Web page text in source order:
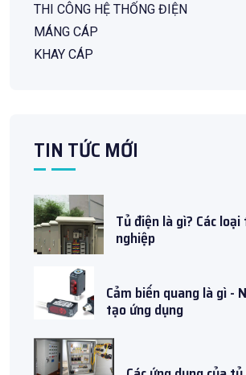
THI CÔNG HỆ THỐNG ĐIỆN
MÁNG CÁP
KHAY CÁP
TIN TỨC MỚI
Tủ điện là gì? Các
nghiệp
Cảm biến quang là gì -
tạo ứng dụng